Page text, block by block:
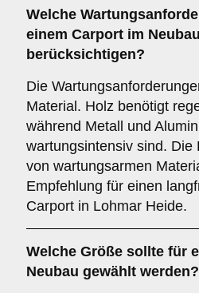
Welche
einem Carport im
berücksichtigen?
Die
Material. Holz benötigt
während Metall und
wartungsintensiv sind. Die
von wartungsarmen
Empfehlung für einen
Carport in Lohmar Heide.
Welche Größe sollte für
Neubau gewählt werden?